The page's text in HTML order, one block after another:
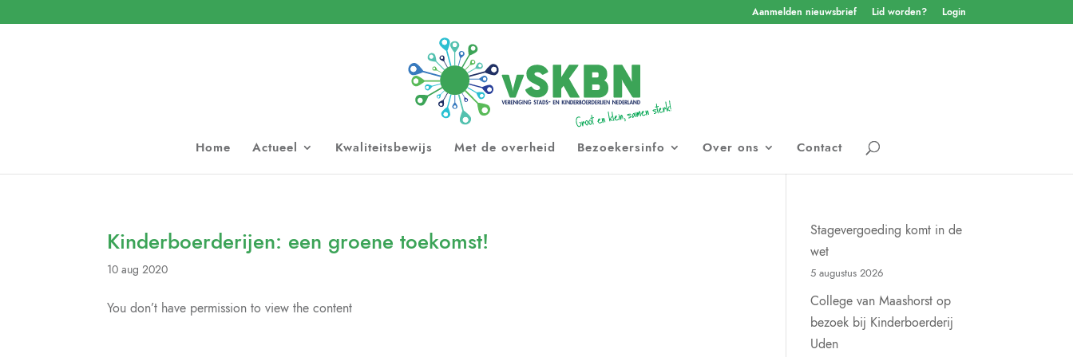
Aanmelden nieuwsbrief Lid worden? Login
Home Actueel Kwaliteitsbewijs Met de overheid Bezoekersinfo Over ons Contact
Kinderboerderijen: een groene toekomst!
10 aug 2020
You don’t have permission to view the content
Stagevergoeding komt in de
wet
5 augustus 2026
College van Maashorst op
bezoek bij Kinderboerderij
Uden